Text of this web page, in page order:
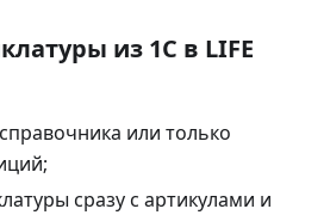
из 1С в LIFE
или только
сразу с артикулами и